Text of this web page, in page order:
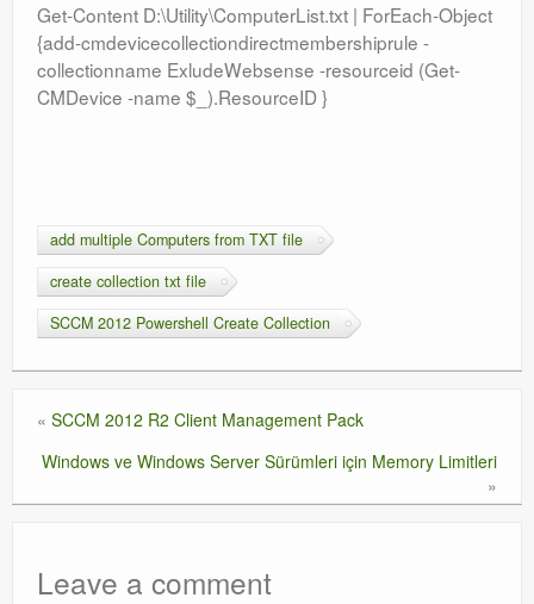
PHP & MySQL
Exchange
Get-Content D:\Utility\ComputerList.txt | ForEach-Object
{add-cmdevicecollectiondirectmembershiprule -
collectionname ExludeWebsense -resourceid (Get-
CMDevice -name $_).ResourceID }
add multiple Computers from TXT file
create collection txt file
SCCM 2012 Powershell Create Collection
« SCCM 2012 R2 Client Management Pack
Windows ve Windows Server Sürümleri için Memory Limitleri
»
Leave a comment